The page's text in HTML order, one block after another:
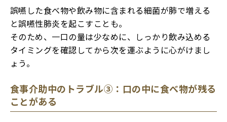
誤嚥した食べ物や飲み物に含まれる細菌が肺で増える
と誤嚥性肺炎を起こすことも。
そのため、一口の量は少なめに、しっかり飲み込める
タイミングを確認してから次を運ぶように心がけまし
ょう。
食事介助中のトラブル③：口の中に食べ物が残る
ことがある